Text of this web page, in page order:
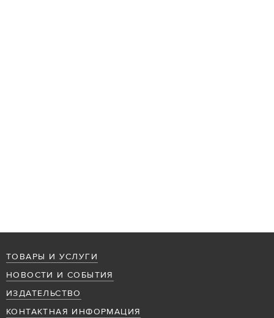
ТОВАРЫ И УСЛУГИ
НОВОСТИ И СОБЫТИЯ
ИЗДАТЕЛЬСТВО
КОНТАКТНАЯ ИНФОРМАЦИЯ